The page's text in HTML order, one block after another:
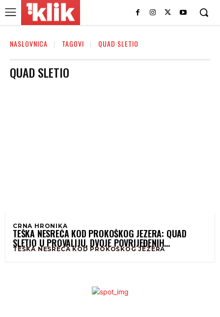
NASLOVNICA TAGOVI QUAD SLETIO
QUAD SLETIO
CRNA HRONIKA
TEŠKA NESREĆA KOD PROKOŠKOG JEZERA: QUAD
SLETIO U PROVALIJU, DVOJE POVRIJEĐENIH
SPAŠAVANO SAT VREMENA
TEŠKA NESREĆA KOD PROKOŠKOG JEZERA